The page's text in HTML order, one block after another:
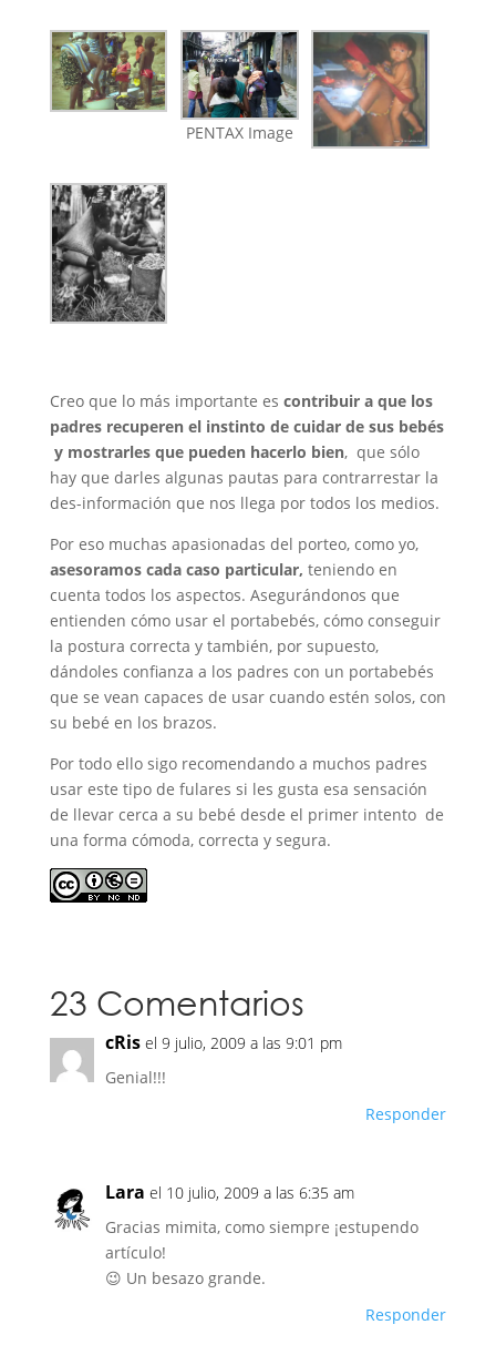
PENTAX Image
Creo que lo más importante es contribuir a que los
padres recuperen el instinto de cuidar de sus bebés
y mostrarles que pueden hacerlo bien, que sólo
hay que darles algunas pautas para contrarrestar la
des-información que nos llega por todos los medios.
Por eso muchas apasionadas del porteo, como yo,
asesoramos cada caso particular, teniendo en
cuenta todos los aspectos. Asegurándonos que
entienden cómo usar el portabebés, cómo conseguir
la postura correcta y también, por supuesto,
dándoles confianza a los padres con un portabebés
que se vean capaces de usar cuando estén solos, con
su bebé en los brazos.
Por todo ello sigo recomendando a muchos padres
usar este tipo de fulares si les gusta esa sensación
de llevar cerca a su bebé desde el primer intento de
una forma cómoda, correcta y segura.
23 Comentarios
cRis el 9 julio, 2009 a las 9:01 pm
Genial!!!
Responder
Lara el 10 julio, 2009 a las 6:35 am
Gracias mimita, como siempre ¡estupendo
artículo!
😉 Un besazo grande.
Responder